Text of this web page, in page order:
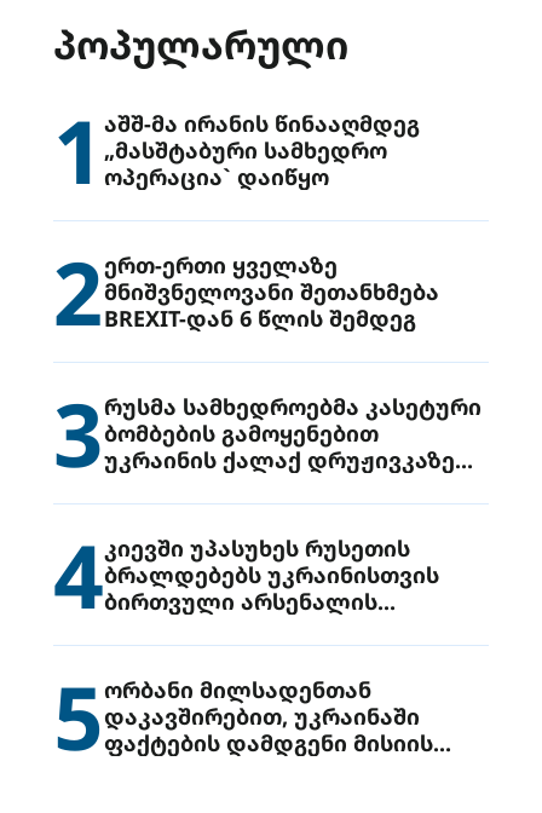
ᲞᲝᲞᲣᲚᲐᲠᲣᲚᲘ
1 აშშ-მა ირანის წინააღმდეგ
„მასშტაბური სამხედრო
ოპერაცია` დაიწყო
2ერთ-ერთი ყველაზე
მნიშვნელოვანი შეთანხმება
BREXIT-დან 6 წლის შემდეგ
3რუსმა სამხედროებმა კასეტური
ბომბების გამოყენებით
უკრაინის ქალაქ დრუჟივკაზე
4კიევში უპასუხეს რუსეთის
ბრალდებებს უკრაინისთვის
ბირთვული არსენალის
5ორბანი მილსადენთან
დაკავშირებით, უკრაინაში
ფაქტების დამდგენი მისიის